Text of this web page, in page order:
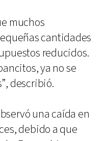
muchos
cantidades
reducidos.
ya no se
describió.
una caída en
debido a que